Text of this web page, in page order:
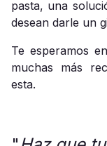
pasta, una
desean darle un
Te esperamos
muchas más
esta.